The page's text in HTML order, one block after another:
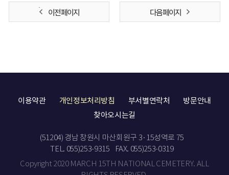
이전 페이지 다음 페이지
이용약관 개인정보처리방침 부서별연락처
방문안내
찾아오시는길
(51204) 경남 창원시 마산회원구 3·15성역로 75
TEL. 055)253-9315
FAX. 055)253-0319
Copyright 2020 MARCH 15TH NATIONAL CEMETERY. ALL